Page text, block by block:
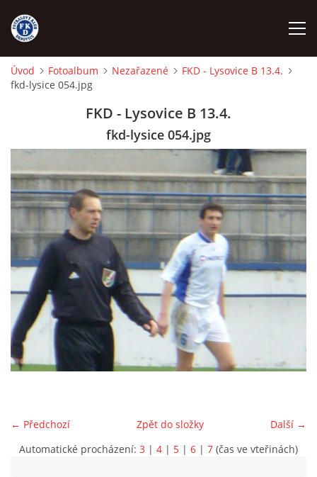
ÚVOD
FKD A
FKD B
STARŠÍ DOROST
STARŠÍ ŽÁCI
MLADŠÍ ŽÁCI
STARŠÍ PŘÍPRAVKA R 2012 + 2013
Úvod Fotoalbum Nezařazené
FKD - Lysovice B 13.4.
fkd-lysice 054.jpg
FKD - Lysovice B 13.4.
fkd-lysice 054.jpg
← Předchozí Další →
Zpět do složky
Automatické procházení: 3 | 4 | 5 | 6 | 7 (čas ve vteřinách)